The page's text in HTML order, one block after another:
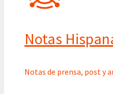
Notas
Notas de prensa, post y